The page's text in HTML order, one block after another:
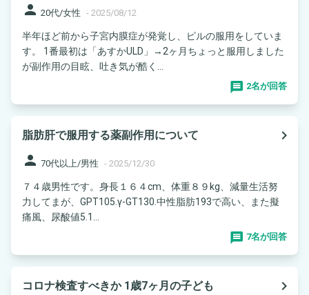
person 20代/女性 - 2025/08/12
半年ほど前から子宮内膜症が発覚し、ピルの服用をしていま
す。 1番最初は「あすかULD」→2ヶ月ちょっと服用しました
が副作用の目眩、吐き気が酷く...
2名が回答
脂肪肝で服用する薬副作用について
navigate_next
person 70代以上/男性 - 2025/12/30
７４歳男性です。身長１６４cm、体重８９kg、減量生活努
力してまが、GPT105.γ-GT130.中性脂肪193で高い、また擬
痛風、尿酸値5.1...
7名が回答
コロナ検査すべきか 1歳7ヶ月の子ども
navigate_next